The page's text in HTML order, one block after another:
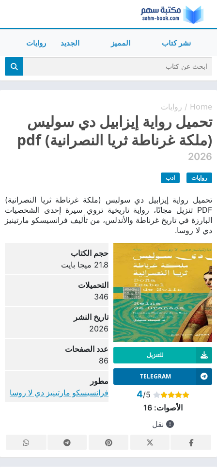
نشر كتاب المميز الجديد روايات
Home
/ روايات
تحميل رواية إيزابيل دي سوليس
(ملكة غرناطة ثريا النصرانية) pdf
2026
روايات ادب
تحميل رواية إيزابيل دي سوليس (ملكة غرناطة ثريا النصرانية)
PDF تنزيل مجانًا، رواية تاريخية تروي سيرة إحدى الشخصيات
البارزة في تاريخ غرناطة والأندلس، من تأليف فرانسيسكو مارتينيز
دي لا روسا.
للتنزيل
TELEGRAM
4/5
الأصوات:16
نقل
حجم الكتاب
21.8 ميجا بايت
التحميلات
346
تاريخ النشر
2026
عدد الصفحات
86
مطور
فرانسيسكو مارتينيز دي لا روسا